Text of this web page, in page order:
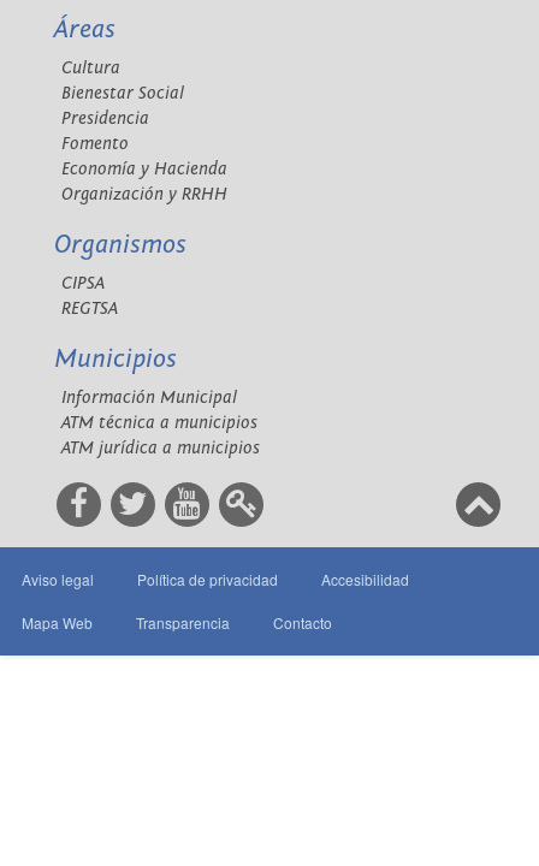
Áreas
Cultura
Bienestar Social
Presidencia
Fomento
Economía y Hacienda
Organización y RRHH
Organismos
CIPSA
REGTSA
Municipios
Información Municipal
ATM técnica a municipios
ATM jurídica a municipios
Aviso legal Política de privacidad Accesibilidad
Mapa Web Transparencia Contacto